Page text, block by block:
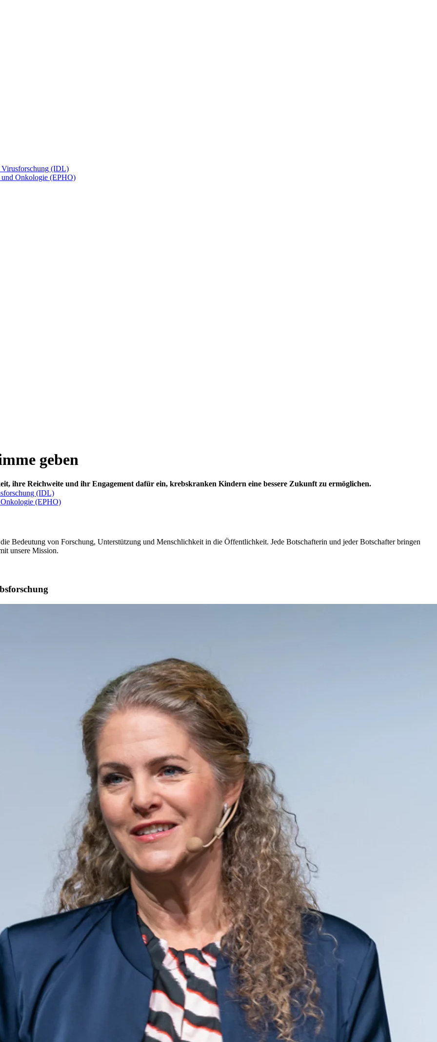
Virusforschung (IDL)
und Onkologie (EPHO)
(IDL)
(EPHO)
geben
ihre Reichweite und ihr Engagement dafür ein, krebskranken Kindern eine bessere Zukunft zu ermöglichen.
Bedeutung von Forschung, Unterstützung und Menschlichkeit in die Öffentlichkeit. Jede Botschafterin und jeder Botschafter bringen
unsere Mission.